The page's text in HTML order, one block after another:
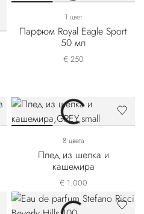
1 цвет
Парфюм Royal Eagle Sport
50 мл
€ 250
8 цвета
Плед из шелка и
кашемира
€ 1.000